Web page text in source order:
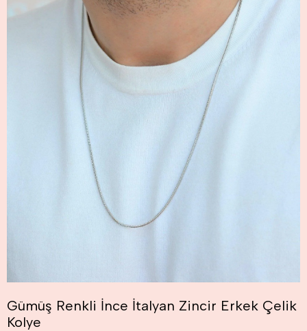
Gümüş Renkli İnce İtalyan Zincir Erkek Çelik
Kolye